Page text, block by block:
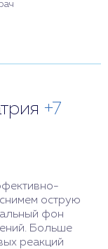
+7
острую
фон
Больше
реакций